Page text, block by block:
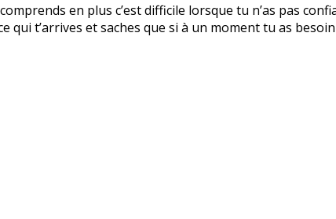
en plus c’est difficile lorsque tu n’as pas
t’arrives et saches que si à un moment tu as